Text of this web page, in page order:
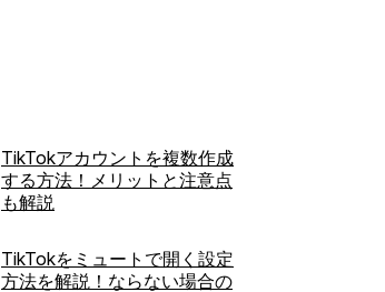
TikTokアカウントを複数作成
する方法！メリットと注意点
も解説
TikTokをミュートで開く設定
方法を解説！ならない場合の